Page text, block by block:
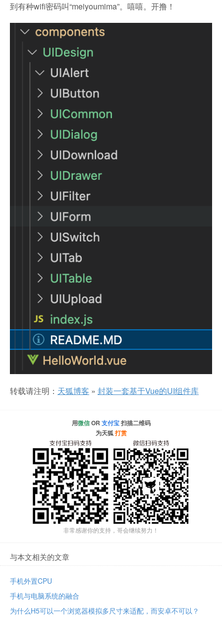
到有种wifi密码叫“meiyoumima”。嘻嘻。开撸！
转载请注明： 天狐博客 » 封装一套基于Vue的UI组件库
用微信OR 支付宝扫描二维码
为天狐打赏
非常感谢你的支持，哥会继续努力！
与本文相关的文章
手机外置CPU
手机与电脑系统的融合
为什么H5可以一个浏览器模拟多尺寸来适配，而安卓不可以？